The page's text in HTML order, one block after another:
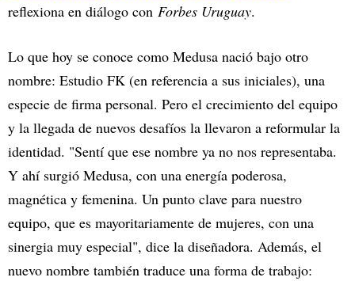
reflexiona en diálogo con Forbes Uruguay.
Lo que hoy se conoce como Medusa nació bajo otro
nombre: Estudio FK (en referencia a sus iniciales), una
especie de firma personal. Pero el crecimiento del equipo
y la llegada de nuevos desafíos la llevaron a reformular la
identidad. "Sentí que ese nombre ya no nos representaba.
Y ahí surgió Medusa, con una energía poderosa,
magnética y femenina. Un punto clave para nuestro
equipo, que es mayoritariamente de mujeres, con una
sinergia muy especial", dice la diseñadora. Además, el
nuevo nombre también traduce una forma de trabajo: